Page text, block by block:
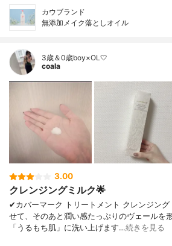
カウブランド
無添加メイク落としオイル
3歳＆0歳boy×OL🤍
coala
3.00
クレンジングミルク🌟
✔︎カバーマーク トリートメント クレンジン
せて、そのあと潤い感たっぷりのヴェールを
「うるもち肌」に洗い上げます…続きを見る